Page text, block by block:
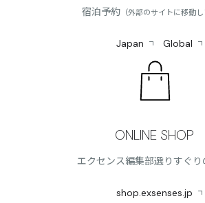
宿泊予約 （外部のサイトに移動し
Japan Global
ONLINE SHOP
エクセンス編集部選りすぐり
shop.exsenses.jp